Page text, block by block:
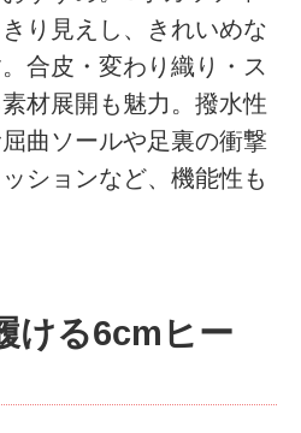
り見えし、きれいめな
合皮・変わり織り・ス
材展開も魅力。撥水性
曲ソールや足裏の衝撃
ションなど、機能性も
ける6cmヒー